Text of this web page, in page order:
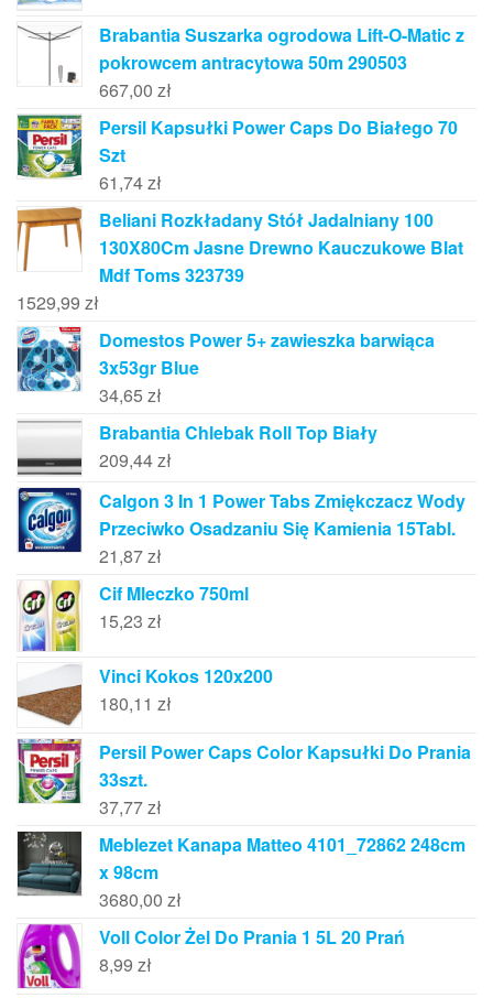
Brabantia Suszarka ogrodowa Lift-O-Matic z
pokrowcem antracytowa 50m 290503
667,00 zł
Persil Kapsułki Power Caps Do Białego 70
Szt
61,74zł
Beliani Rozkładany Stół Jadalniany 100
130X80Cm Jasne Drewno Kauczukowe Blat
Mdf Toms 323739
1529,99 zł
Domestos Power 5+ zawieszka barwiąca
3x53gr Blue
34,65 zł
Brabantia Chlebak Roll Top Biały
209,44zł
Calgon 3 In 1 Power Tabs Zmiękczacz Wody
Przeciwko Osadzaniu Się Kamienia 15Tabl.
21,87zł
Cif Mleczko 750ml
15,23 zł
Vinci Kokos 120x200
180,11 zł
Persil Power Caps Color Kapsułki Do Prania
33szt.
37,77zł
Meblezet Kanapa Matteo 4101_72862 248cm
x 98cm
3680,00 zł
Voll Color Żel Do Prania 1 5L 20 Prań
8,99 zł